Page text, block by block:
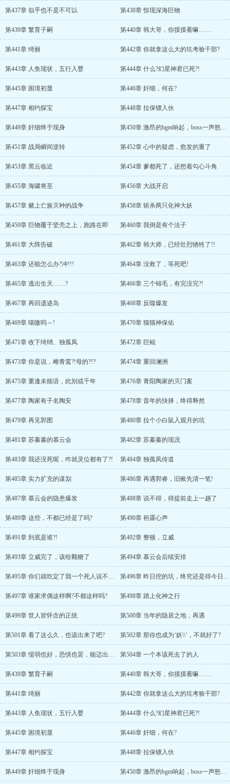
第437章 似乎也不是不可以 第438章 惊现深海巨物
第439章 繁育子嗣 第440章 韩大哥，你摸摸看嘛……
第441章 绮丽 第442章 你就拿这么大的坑考验干部?
第443章 人鱼现状，五行入婴 第444章 什么?幻星神君已死?!
第445章 困境初显 第446章 奸细，何在?
第447章 相约探宝 第448章 拉保镖入伙
第449章 奸细终于现身 第450章 激昂的bgm响起，boss一声怒吼二段变身，现出999层血条
第451章 战局瞬间逆转 第452章 心中的疑虑，愈发的重了
第453章 黑云临近 第454章 爹都死了，还想着勾心斗角
第455章 海啸将至 第456章 大战开启
第457章 赌上亡族灭种的战争 第458章 斩杀两只化神大妖
第459章 巨物覆于坚壳之上，跑路在即 第460章 我倒是有个法子
第461章 大阵告破 第462章 韩大师，已经壮烈牺牲了!!
第463章 还能怎么办?冲!!! 第464章 没救了，等死吧!
第465章 逃出生天……? 第466章 三个铞毛，有完没完?!
第467章 再回遗迹岛 第468章 反噬爆发
第469章 喵嗷呜～! 第470章 猫猫神保佑
第471章 收下绮绡、独孤凤 第472章 巨鲲
第473章 你是说，雌青鸾?!母的?!? 第474章 重回澜洲
第475章 重逢未能语，此别或千年 第476章 青阳陶家的灭门案
第477章 陶家有子名陶安 第478章 昔年的抉择，终得释然
第479章 再见郭图 第480章 拉个小白鼠入观月的坑
第481章 苏蓁蓁的慕云会 第482章 苏蓁蓁的现况
第483章 我还没死呢，咋就灵位都有了?! 第484章 独孤凤传道
第485章 实力扩充的谋划 第486章 再遇郭睿，旧账先清一笔!
第487章 慕云会的隐患爆发 第488章 说不得，得提前走上一趟了
第489章 这些，不都已经是了吗? 第490章 袒露心声
第491章 到底是谁?! 第492章 整顿，立威
第493章 立威完了，该给颗糖了 第494章 慕云会后续安排
第495章 你们就吃定了我一个死人说不了话是吧?! 第496章 昨日挖的坑，终究还是得今日自己去踩
第497章 谁家求偶这样啊?不都这样吗? 第498章 踏上化神之行
第499章 世人皆怀念的正统 第500章 当年的隐居之地，再遇
第501章 看了这么久，也该出来了吧? 第502章 那你也成为‘妖\\’，不就好了?
第503章 懦弱也好，恐惧也罢，能迈出那一步，便已超过世间繁几 第504章 一个本该死去了的人
第439章 繁育子嗣 第440章 韩大哥，你摸摸看嘛……
第441章 绮丽 第442章 你就拿这么大的坑考验干部?
第443章 人鱼现状，五行入婴 第444章 什么?幻星神君已死?!
第445章 困境初显 第446章 奸细，何在?
第447章 相约探宝 第448章 拉保镖入伙
第449章 奸细终于现身 第450章 激昂的bgm响起，boss一声怒吼二段变身，现出999层血条